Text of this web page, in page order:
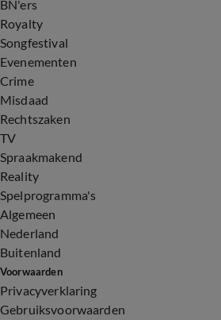
BN'ers
Royalty
Songfestival
Evenementen
Crime
Misdaad
Rechtszaken
TV
Spraakmakend
Reality
Spelprogramma's
Algemeen
Nederland
Buitenland
Voorwaarden
Privacyverklaring
Gebruiksvoorwaarden